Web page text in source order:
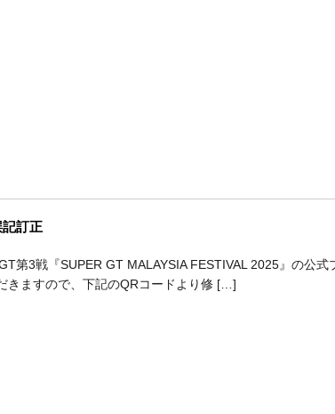
訂正
第3戦『SUPER GT MALAYSIA FESTIVAL 2025』の公
きますので、下記のQRコードより修 […]